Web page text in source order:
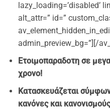
lazy_loading=’disabled’
alt_attr=” id=”
admin_preview_bg=”][/
Ετοιμοπαραδοτη σε
χρονο!
Κατασκευάζεται
κανόνες και